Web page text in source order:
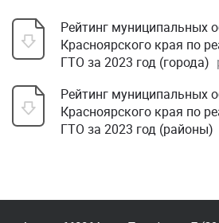
Рейтинг муниципальных
Красноярского края по
ГТО за 2023 год (города)
Рейтинг муниципальных
Красноярского края по
ГТО за 2023 год (районы)